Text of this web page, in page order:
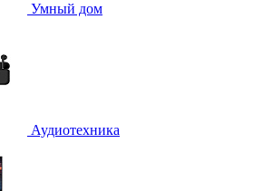
Умный дом
Аудиотехника